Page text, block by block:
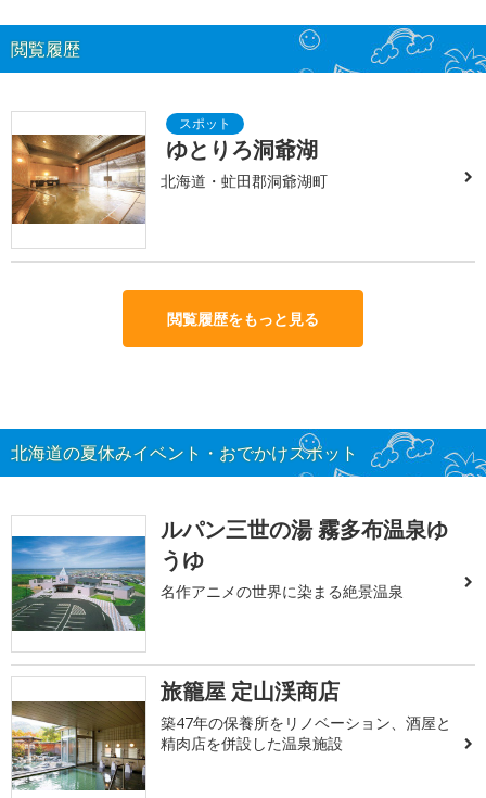
閲覧履歴
ゆとりろ洞爺湖
北海道・虻田郡洞爺湖町
閲覧履歴をもっと見る
北海道の夏休みイベント・おでかけスポット
ルパン三世の湯 霧多布温泉ゆ
うゆ
名作アニメの世界に染まる絶景温泉
旅籠屋 定山渓商店
築47年の保養所をリノベーション、酒屋と
精肉店を併設した温泉施設